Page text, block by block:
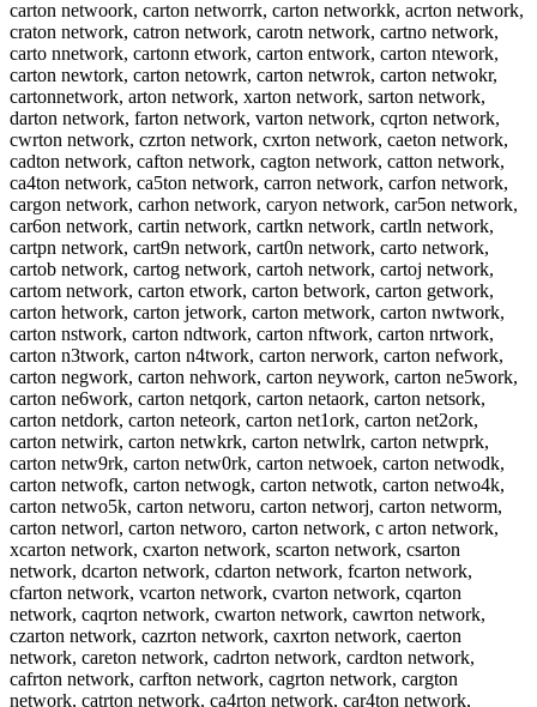
carton netwoork, carton networrk, carton networkk, acrton network,
craton network, catron network, carotn network, cartno network,
carto nnetwork, cartonn etwork, carton entwork, carton ntework,
carton newtork, carton netowrk, carton netwrok, carton netwokr,
cartonnetwork, arton network, xarton network, sarton network,
darton network, farton network, varton network, cqrton network,
cwrton network, czrton network, cxrton network, caeton network,
cadton network, cafton network, cagton network, catton network,
ca4ton network, ca5ton network, carron network, carfon network,
cargon network, carhon network, caryon network, car5on network,
car6on network, cartin network, cartkn network, cartln network,
cartpn network, cart9n network, cart0n network, carto network,
cartob network, cartog network, cartoh network, cartoj network,
cartom network, carton etwork, carton betwork, carton getwork,
carton hetwork, carton jetwork, carton metwork, carton nwtwork,
carton nstwork, carton ndtwork, carton nftwork, carton nrtwork,
carton n3twork, carton n4twork, carton nerwork, carton nefwork,
carton negwork, carton nehwork, carton neywork, carton ne5work,
carton ne6work, carton netqork, carton netaork, carton netsork,
carton netdork, carton neteork, carton net1ork, carton net2ork,
carton netwirk, carton netwkrk, carton netwlrk, carton netwprk,
carton netw9rk, carton netw0rk, carton netwoek, carton netwodk,
carton netwofk, carton netwogk, carton netwotk, carton netwo4k,
carton netwo5k, carton networu, carton networj, carton networm,
carton networl, carton networo, carton network, c arton network,
xcarton network, cxarton network, scarton network, csarton
network, dcarton network, cdarton network, fcarton network,
cfarton network, vcarton network, cvarton network, cqarton
network, caqrton network, cwarton network, cawrton network,
czarton network, cazrton network, caxrton network, caerton
network, careton network, cadrton network, cardton network,
cafrton network, carfton network, cagrton network, cargton
network, catrton network, ca4rton network, car4ton network,